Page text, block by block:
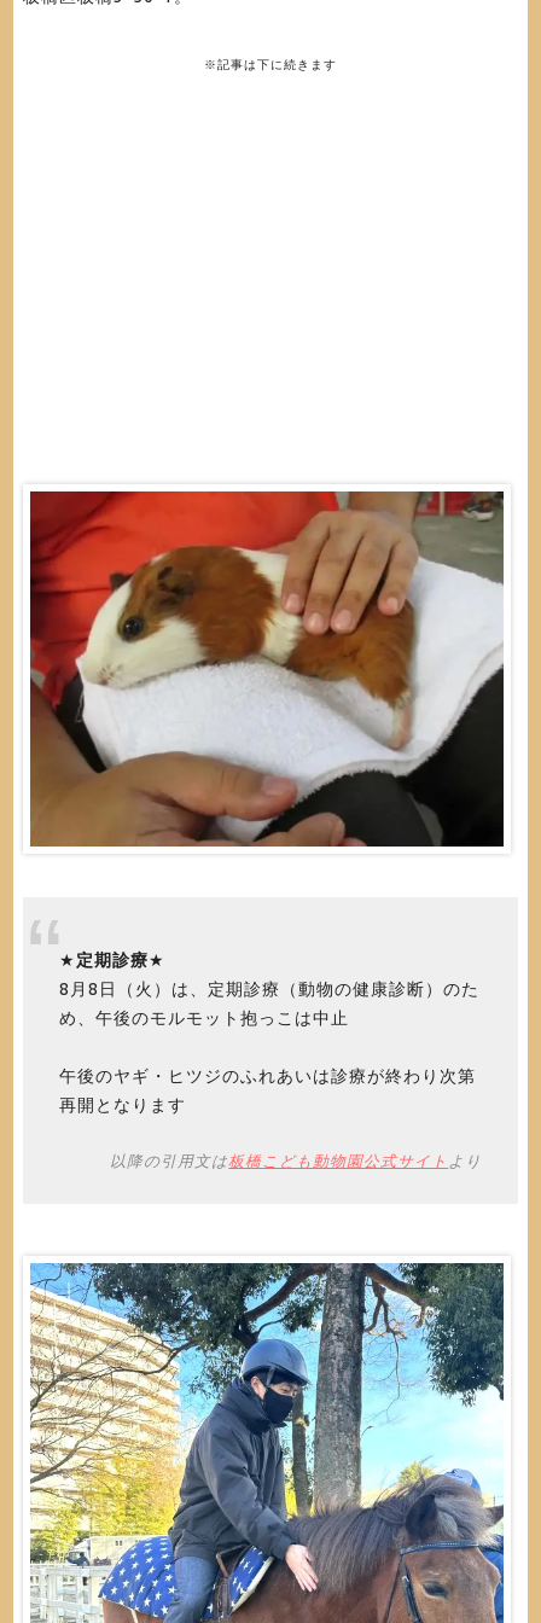
※記事は下に続きます
★定期診療★
8月8日（火）は、定期診療（動物の健康診断）のた
め、午後のモルモット抱っこは中止
午後のヤギ・ヒツジのふれあいは診療が終わり次第
再開となります
以降の引用文は板橋こども動物園公式サイト より